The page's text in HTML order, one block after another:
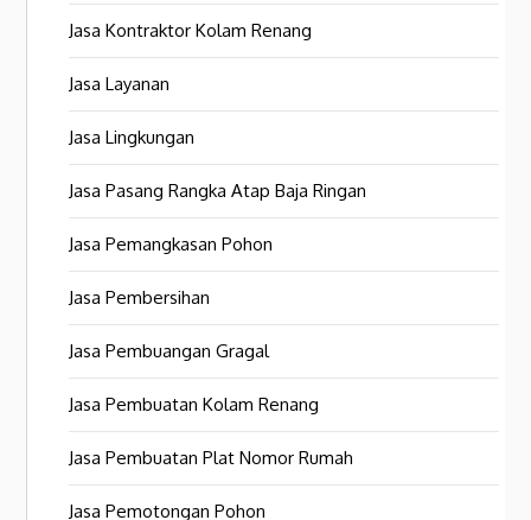
Jasa Kontraktor Kolam Renang
Jasa Layanan
Jasa Lingkungan
Jasa Pasang Rangka Atap Baja Ringan
Jasa Pemangkasan Pohon
Jasa Pembersihan
Jasa Pembuangan Gragal
Jasa Pembuatan Kolam Renang
Jasa Pembuatan Plat Nomor Rumah
Jasa Pemotongan Pohon